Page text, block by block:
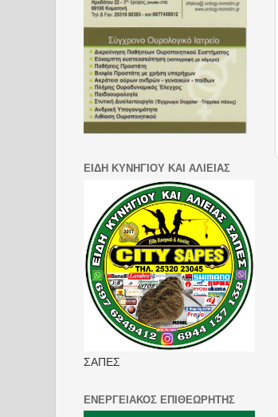
ΕΙΔΗ ΚΥΝΗΓΙΟΥ ΚΑΙ ΑΛΙΕΙΑΣ
ΣΑΠΕΣ
ΕΝΕΡΓΕΙΑΚΟΣ ΕΠΙΘΕΩΡΗΤΗΣ